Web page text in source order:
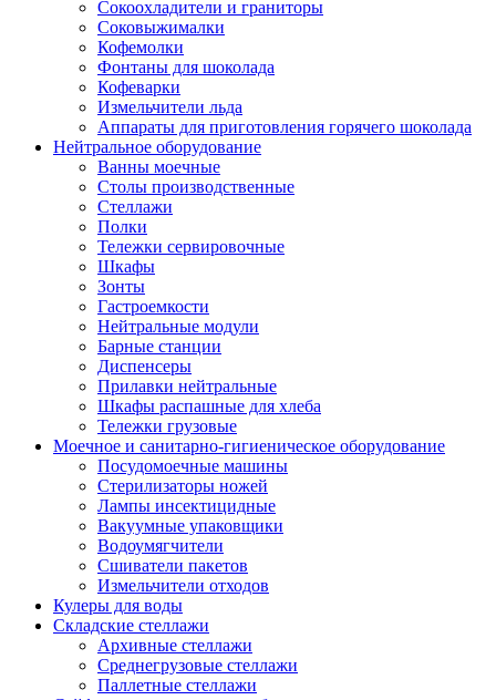
Сокоохладители и граниторы
Соковыжималки
Кофемолки
Фонтаны для шоколада
Кофеварки
Измельчители льда
Аппараты для приготовления горячего шоколада
Нейтральное оборудование
Ванны моечные
Столы производственные
Стеллажи
Полки
Тележки сервировочные
Шкафы
Зонты
Гастроемкости
Нейтральные модули
Барные станции
Диспенсеры
Прилавки нейтральные
Шкафы распашные для хлеба
Тележки грузовые
Моечное и санитарно-гигиеническое оборудование
Посудомоечные машины
Стерилизаторы ножей
Лампы инсектицидные
Вакуумные упаковщики
Водоумягчители
Сшиватели пакетов
Измельчители отходов
Кулеры для воды
Складские стеллажи
Архивные стеллажи
Среднегрузовые стеллажи
Паллетные стеллажи